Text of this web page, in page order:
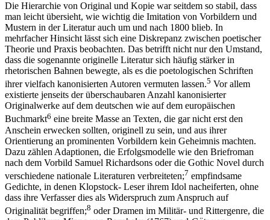
Die Hierarchie von Original und Kopie war seitdem so stabil, dass
man leicht übersieht, wie wichtig die Imitation von Vorbildern und
Mustern in der Literatur auch um und nach 1800 blieb. In
mehrfacher Hinsicht lässt sich eine Diskrepanz zwischen poetischer
Theorie und Praxis beobachten. Das betrifft nicht nur den Umstand,
dass die sogenannte originelle Literatur sich häufig stärker in
rhetorischen Bahnen bewegte, als es die poetologischen Schriften
ihrer vielfach kanonisierten Autoren vermuten lassen.5 Vor allem
existierte jenseits der überschaubaren Anzahl kanonisierter
Originalwerke auf dem deutschen wie auf dem europäischen
Buchmarkt6 eine breite Masse an Texten, die gar nicht erst den
Anschein erwecken sollten, originell zu sein, und aus ihrer
Orientierung an prominenten Vorbildern kein Geheimnis machten.
Dazu zählen Adaptionen, die Erfolgsmodelle wie den Briefroman
nach dem Vorbild Samuel Richardsons oder die Gothic Novel durch
verschiedene nationale Literaturen verbreiteten;7 empfindsame
Gedichte, in denen Klopstock- Leser ihrem Idol nacheiferten, ohne
dass ihre Verfasser dies als Widerspruch zum Anspruch auf
Originalität begriffen;8 oder Dramen im Militär- und Rittergenre, die